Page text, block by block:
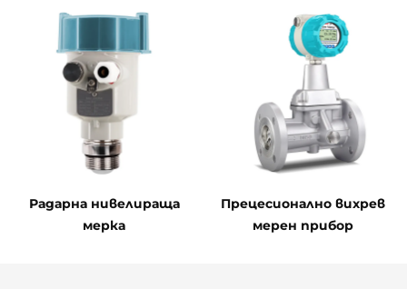
Радарна нивелираща
мерка
Прецесионално вихрев
мерен прибор